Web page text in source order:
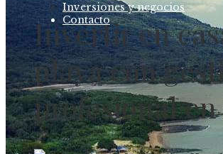
Contacto
Inversiones y negocios
Invertir en
playa con
profesional en